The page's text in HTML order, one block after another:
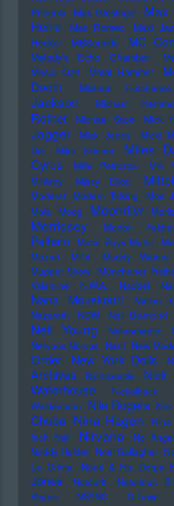
Phoenix Max Giesinger Max
Herre
Max Romeo Maxi
Hecker
MBSounds MC
Melody's Echo Chamber
Mesut Özil
Metal Hammer
Doom
Michael Hutchence
Jackson
Michael
Rother
Michael Stipe Mick
Jagger
Mick Jones Micki
Ure
Mike Skinner Miles
Cyrus
Mille Petrozza Milli
Ministry Missy Elliott
Moderat Modern Talking Moe
Mola
Moog Moonriivr
Morrissey Morton
Pelham
Motor Boys Motor
Mozart
MTV Muddy Waters
Muppet Show
Münchener
Valentine
N.W.A. Naddel
Nana Mouskouri
Nation
Nazareth
NDW Neil Diamond
Neil Young Nekromantix
Nervous Norvus Neu! New
Order New York Dolls
Archives
Nichtseattle Nick
Waterhouse
Nickelback
Weidemann Nile Rogers
Chuba Nina Hagen
Inch Nail
Nirvana No
Noddy Holder Noel Gallagher
La Grinta
Noori & His Dorpa
Jones
Notdurft Notorious
Vague
NSYNC O-Town